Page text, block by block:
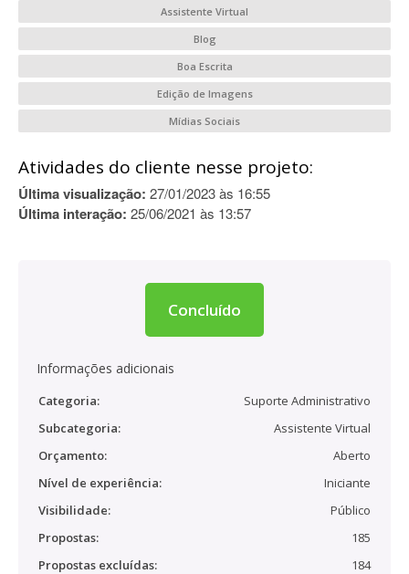
Assistente Virtual
Blog
Boa Escrita
Edição de Imagens
Mídias Sociais
Atividades do cliente nesse projeto:
Última visualização: 27/01/2023 às 16:55
Última interação: 25/06/2021 às 13:57
Concluído
Informações adicionais
Categoria:
Suporte Administrativo
Subcategoria:
Assistente Virtual
Orçamento:
Aberto
Nível de experiência:
Iniciante
Visibilidade:
Público
Propostas:
185
Propostas excluídas:
184